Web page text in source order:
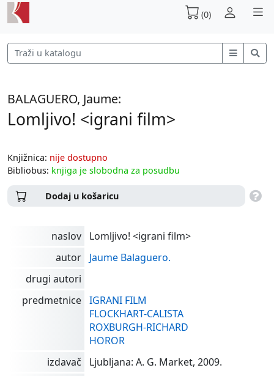
(0)
BALAGUERO, Jaume:
Lomljivo! <igrani film>
Knjižnica: nije dostupno
Bibliobus: knjiga je slobodna za posudbu
Dodaj u košaricu
naslov
Lomljivo! <igrani film>
autor
Jaume Balaguero.
drugi autori
predmetnice IGRANI FILM
FLOCKHART-CALISTA
ROXBURGH-RICHARD
HOROR
izdavač
Ljubljana: A. G. Market, 2009.